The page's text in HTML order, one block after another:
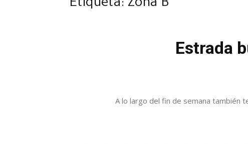
Etiqueta: Zona B
Estrada
A lo largo del fin de semana también